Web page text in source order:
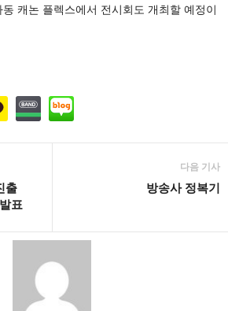
캐논 플렉스에서 전시회도 개최할 예정이
출
표
다음 기사
방송사 정복기